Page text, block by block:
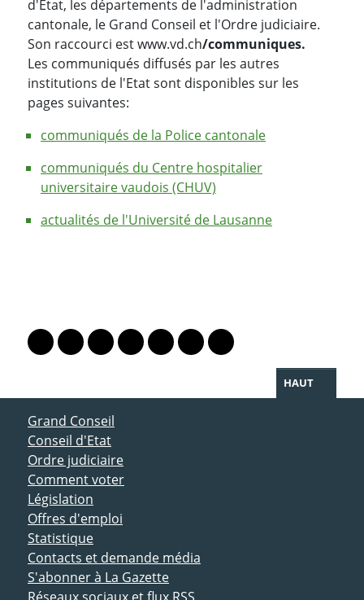
d'Etat, les départements de l'administration
cantonale, le Grand Conseil et l'Ordre judiciaire.
Son raccourci est www.vd.ch/communiques.
Les communiqués diffusés par les autres
institutions de l'Etat sont disponibles sur les
pages suivantes:
communiqués de la Police cantonale
communiqués du Centre hospitalier
universitaire vaudois (CHUV)
actualités de l'Université de Lausanne
Lien vers le profil Mastodon
Lien vers le profil Bluesky
Lien vers le profil Instagram
Lien vers le profil Linkedin
Lien vers le profil Facebook
Lien vers le profil Twitter
Partager par WhatsApp
HAUT
ACCÈS DIRECT
Grand Conseil
Conseil d'Etat
Ordre judiciaire
Comment voter
Législation
Offres d'emploi
Statistique
Contacts et demande média
S'abonner à La Gazette